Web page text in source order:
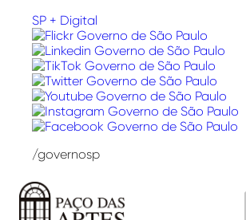
SP + Digital
/governosp